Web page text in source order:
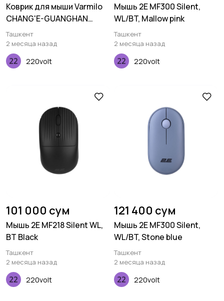
Коврик для мыши Varmilo
CHANG'E-GUANGHAN
PALACE XL
(900х400х3мм), Зеленый
Ташкент
2 месяца назад
220volt
Мышь 2E MF300 Silent,
WL/BT, Mallow pink
Ташкент
2 месяца назад
220volt
101 000 сум
Мышь 2E MF218 Silent WL,
BT Black
Ташкент
2 месяца назад
220volt
121 400 сум
Мышь 2E MF300 Silent,
WL/BT, Stone blue
Ташкент
2 месяца назад
220volt